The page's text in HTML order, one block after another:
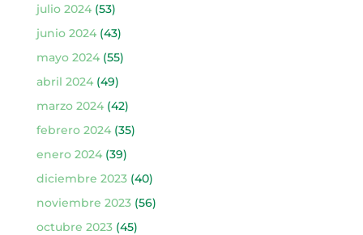
julio 2024(53)
junio 2024(43)
mayo 2024(55)
abril 2024(49)
marzo 2024(42)
febrero 2024(35)
enero 2024(39)
diciembre 2023(40)
noviembre 2023(56)
octubre 2023(45)